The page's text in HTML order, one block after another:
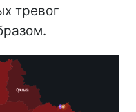
тревог